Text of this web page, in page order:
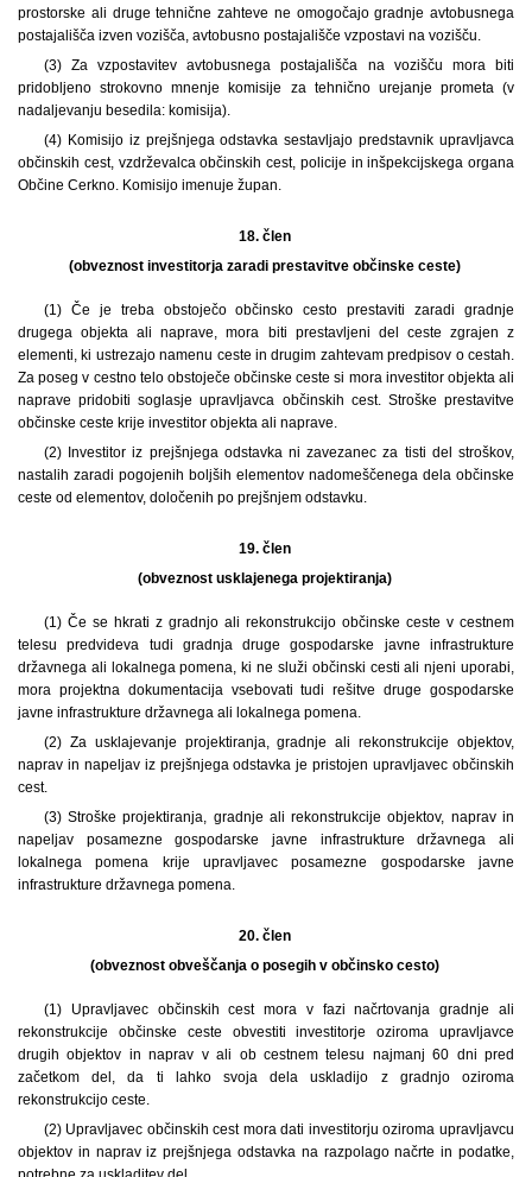
prostorske ali druge tehnične zahteve ne omogočajo gradnje avtobusnega
postajališča izven vozišča, avtobusno postajališče vzpostavi na vozišču.
(3) Za vzpostavitev avtobusnega postajališča na vozišču mora biti
pridobljeno strokovno mnenje komisije za tehnično urejanje prometa (v
nadaljevanju besedila: komisija).
(4) Komisijo iz prejšnjega odstavka sestavljajo predstavnik upravljavca
občinskih cest, vzdrževalca občinskih cest, policije in inšpekcijskega organa
Občine Cerkno. Komisijo imenuje župan.
18. člen
(obveznost investitorja zaradi prestavitve občinske ceste)
(1) Če je treba obstoječo občinsko cesto prestaviti zaradi gradnje
drugega objekta ali naprave, mora biti prestavljeni del ceste zgrajen z
elementi, ki ustrezajo namenu ceste in drugim zahtevam predpisov o cestah.
Za poseg v cestno telo obstoječe občinske ceste si mora investitor objekta ali
naprave pridobiti soglasje upravljavca občinskih cest. Stroške prestavitve
občinske ceste krije investitor objekta ali naprave.
(2) Investitor iz prejšnjega odstavka ni zavezanec za tisti del stroškov,
nastalih zaradi pogojenih boljših elementov nadomeščenega dela občinske
ceste od elementov, določenih po prejšnjem odstavku.
19. člen
(obveznost usklajenega projektiranja)
(1) Če se hkrati z gradnjo ali rekonstrukcijo občinske ceste v cestnem
telesu predvideva tudi gradnja druge gospodarske javne infrastrukture
državnega ali lokalnega pomena, ki ne služi občinski cesti ali njeni uporabi,
mora projektna dokumentacija vsebovati tudi rešitve druge gospodarske
javne infrastrukture državnega ali lokalnega pomena.
(2) Za usklajevanje projektiranja, gradnje ali rekonstrukcije objektov,
naprav in napeljav iz prejšnjega odstavka je pristojen upravljavec občinskih
cest.
(3) Stroške projektiranja, gradnje ali rekonstrukcije objektov, naprav in
napeljav posamezne gospodarske javne infrastrukture državnega ali
lokalnega pomena krije upravljavec posamezne gospodarske javne
infrastrukture državnega pomena.
20. člen
(obveznost obveščanja o posegih v občinsko cesto)
(1) Upravljavec občinskih cest mora v fazi načrtovanja gradnje ali
rekonstrukcije občinske ceste obvestiti investitorje oziroma upravljavce
drugih objektov in naprav v ali ob cestnem telesu najmanj 60 dni pred
začetkom del, da ti lahko svoja dela uskladijo z gradnjo oziroma
rekonstrukcijo ceste.
(2) Upravljavec občinskih cest mora dati investitorju oziroma upravljavcu
objektov in naprav iz prejšnjega odstavka na razpolago načrte in podatke,